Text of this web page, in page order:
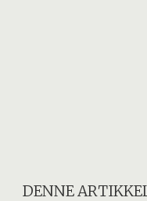
DENNE